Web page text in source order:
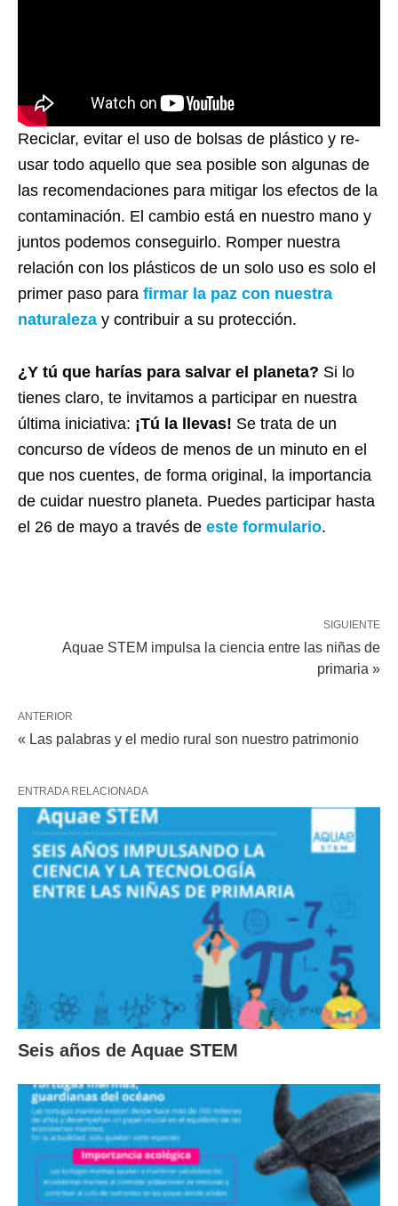
Reciclar, evitar el uso de bolsas de plástico y re-
usar todo aquello que sea posible son algunas de
las recomendaciones para mitigar los efectos de la
contaminación. El cambio está en nuestro mano y
juntos podemos conseguirlo. Romper nuestra
relación con los plásticos de un solo uso es solo el
primer paso para firmar la paz con nuestra
naturaleza y contribuir a su protección.
¿Y tú que harías para salvar el planeta? Si lo
tienes claro, te invitamos a participar en nuestra
última iniciativa: ¡Tú la llevas! Se trata de un
concurso de vídeos de menos de un minuto en el
que nos cuentes, de forma original, la importancia
de cuidar nuestro planeta. Puedes participar hasta
el 26 de mayo a través de este formulario.
SIGUIENTE
Aquae STEM impulsa la ciencia entre las niñas de
primaria »
ANTERIOR
« Las palabras y el medio rural son nuestro patrimonio
ENTRADA RELACIONADA
Seis años de Aquae STEM